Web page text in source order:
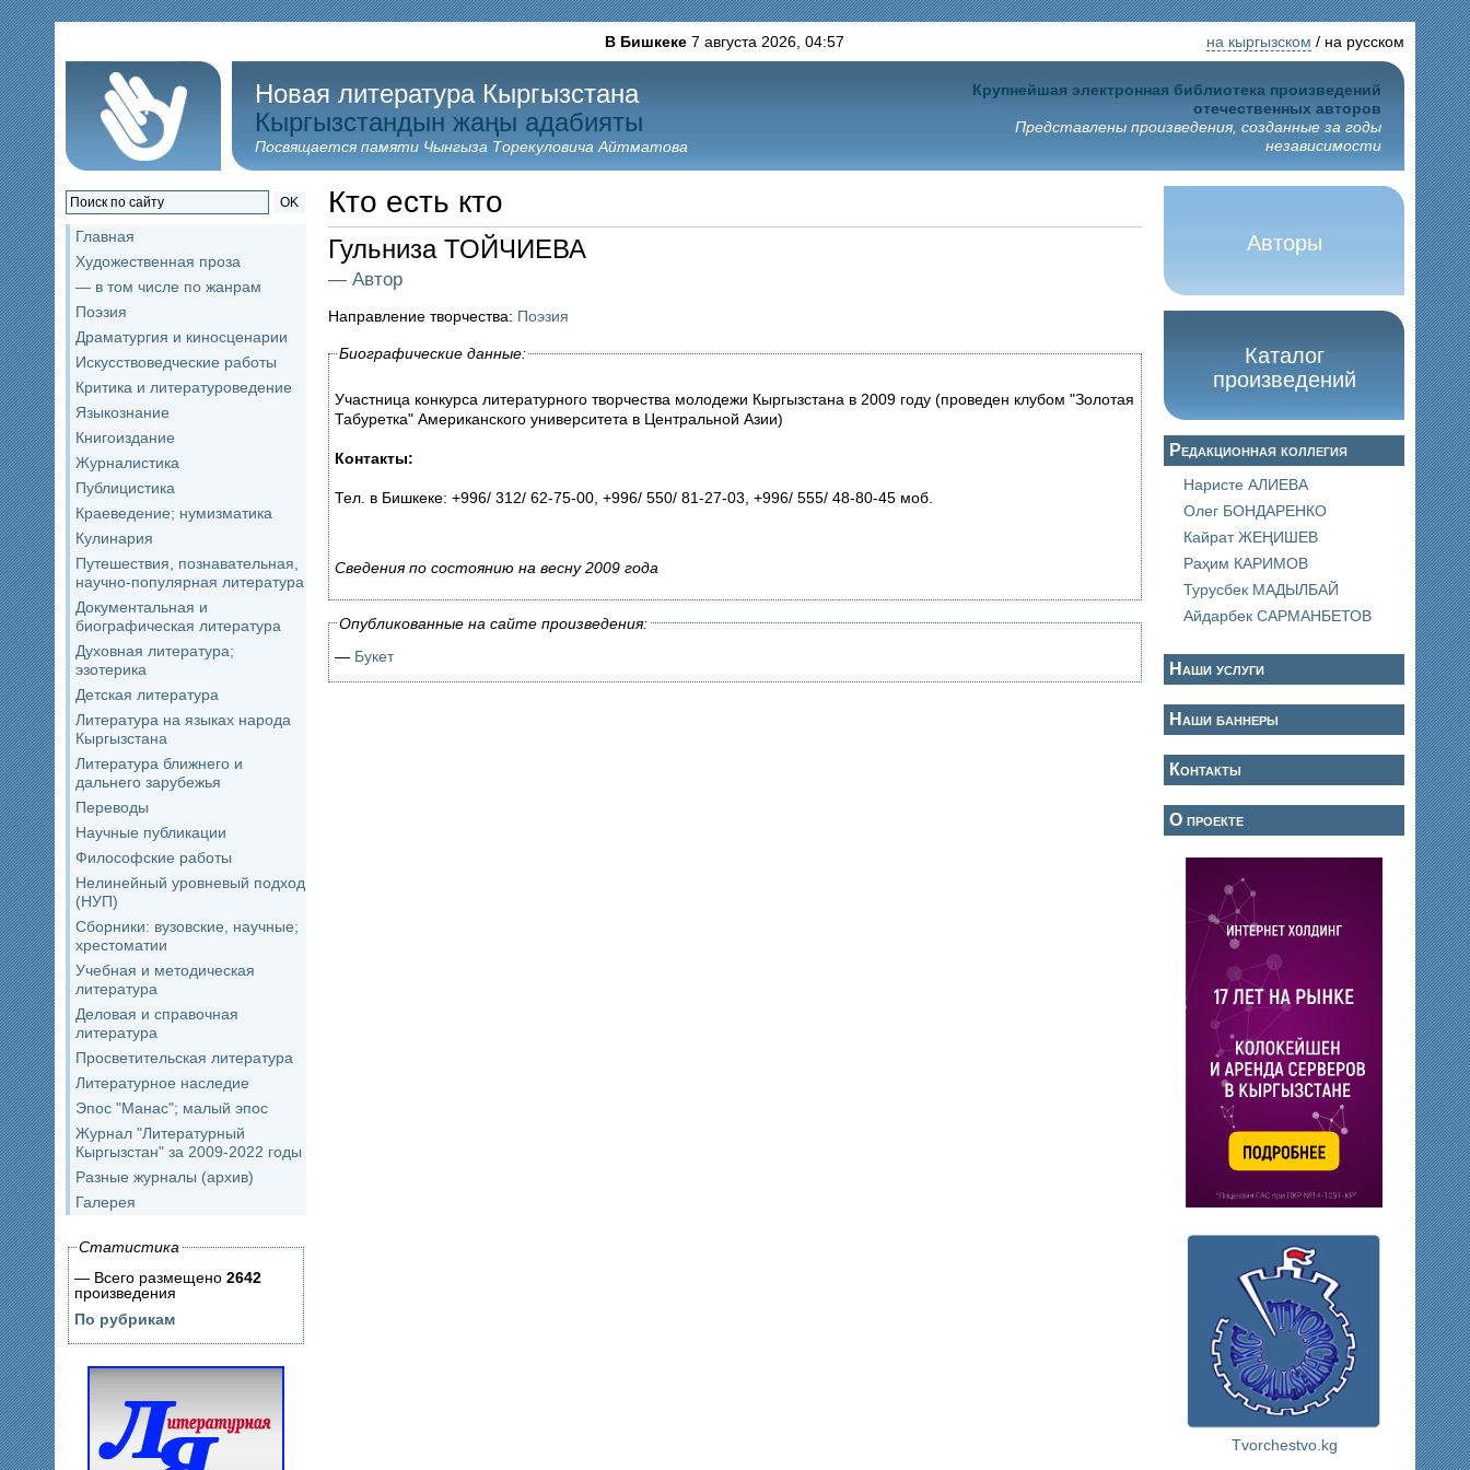
В Бишкеке7 августа 2026, 04:57 на кыргызском / на русском
Новая литература Кыргызстана
Кыргызстандын жаңы адабияты
Посвящается памяти Чынгыза Торекуловича Айтматова
Крупнейшая электронная библиотека произведений
отечественных авторов
Представлены произведения, созданные за годы
независимости
OK
Главная
Художественная проза
— в том числе по жанрам
Поэзия
Драматургия и киносценарии
Искусствоведческие работы
Критика и литературоведение
Языкознание
Книгоиздание
Журналистика
Публицистика
Краеведение; нумизматика
Кулинария
Путешествия, познавательная,
научно-популярная литература
Документальная и
биографическая литература
Духовная литература;
эзотерика
Детская литература
Литература на языках народа
Кыргызстана
Литература ближнего и
дальнего зарубежья
Переводы
Научные публикации
Философские работы
Нелинейный уровневый подход
(НУП)
Сборники: вузовские, научные;
хрестоматии
Учебная и методическая
литература
Деловая и справочная
литература
Просветительская литература
Литературное наследие
Эпос "Манас"; малый эпос
Журнал "Литературный
Кыргызстан" за 2009-2022 годы
Разные журналы (архив)
Галерея
Статистика
— Всего размещено 2642
произведения
По рубрикам
Кто есть кто
Гульниза ТОЙЧИЕВА
— Автор
Направление творчества: Поэзия
Биографические данные:
Участница конкурса литературного творчества молодежи Кыргызстана в 2009 году (проведен клубом "Золотая
Табуретка" Американского университета в Центральной Азии)
Контакты:
Тел. в Бишкеке: +996/ 312/ 62-75-00, +996/ 550/ 81-27-03, +996/ 555/ 48-80-45 моб.
Сведения по состоянию на весну 2009 года
Опубликованные на сайте произведения:
— Букет
Авторы
Каталог
произведений
Редакционная коллегия
Наристе АЛИЕВА
Олег БОНДАРЕНКО
Кайрат ЖЕҢИШЕВ
Раҳим КАРИМОВ
Турусбек МАДЫЛБАЙ
Айдарбек САРМАНБЕТОВ
Наши услуги
Наши баннеры
Контакты
О проекте
Tvorchestvo.kg